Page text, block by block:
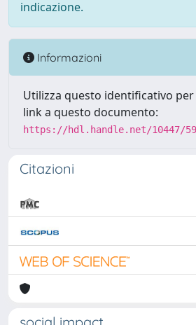
indicazione.
Informazioni
Utilizza questo identificativo
link a questo documento:
https://hdl.handle.net/10447/
Citazioni